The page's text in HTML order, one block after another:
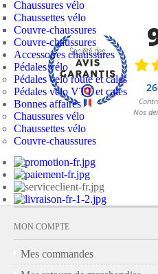
Chaussures vélo
Chaussettes vélo
Couvre-chaussures
Couvre-chaussures
Accessoires chaussures
Pédales vélo
Pédales velo route et cales
Pédales velo VTT et cales
Bonnes affaires
Chaussures vélo
Chaussettes vélo
Couvre-chaussures
MON COMPTE
Mes commandes